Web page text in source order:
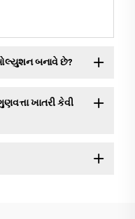
બનાવે છે?
ખાતરી કેવી